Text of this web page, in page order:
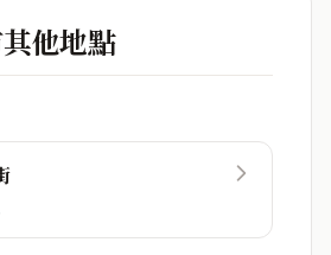
他地點